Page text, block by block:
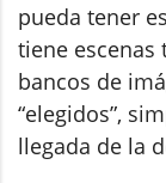
pueda tener
tiene escenas
bancos de
“elegidos”,
llegada de la